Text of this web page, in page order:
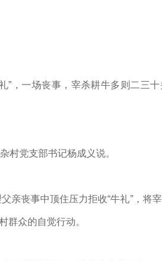
”，一场丧事，宰杀耕牛多则二三
村党支部书记杨成义说。
亲丧事中顶住压力拒收“牛礼”，将
群众的自觉行动。